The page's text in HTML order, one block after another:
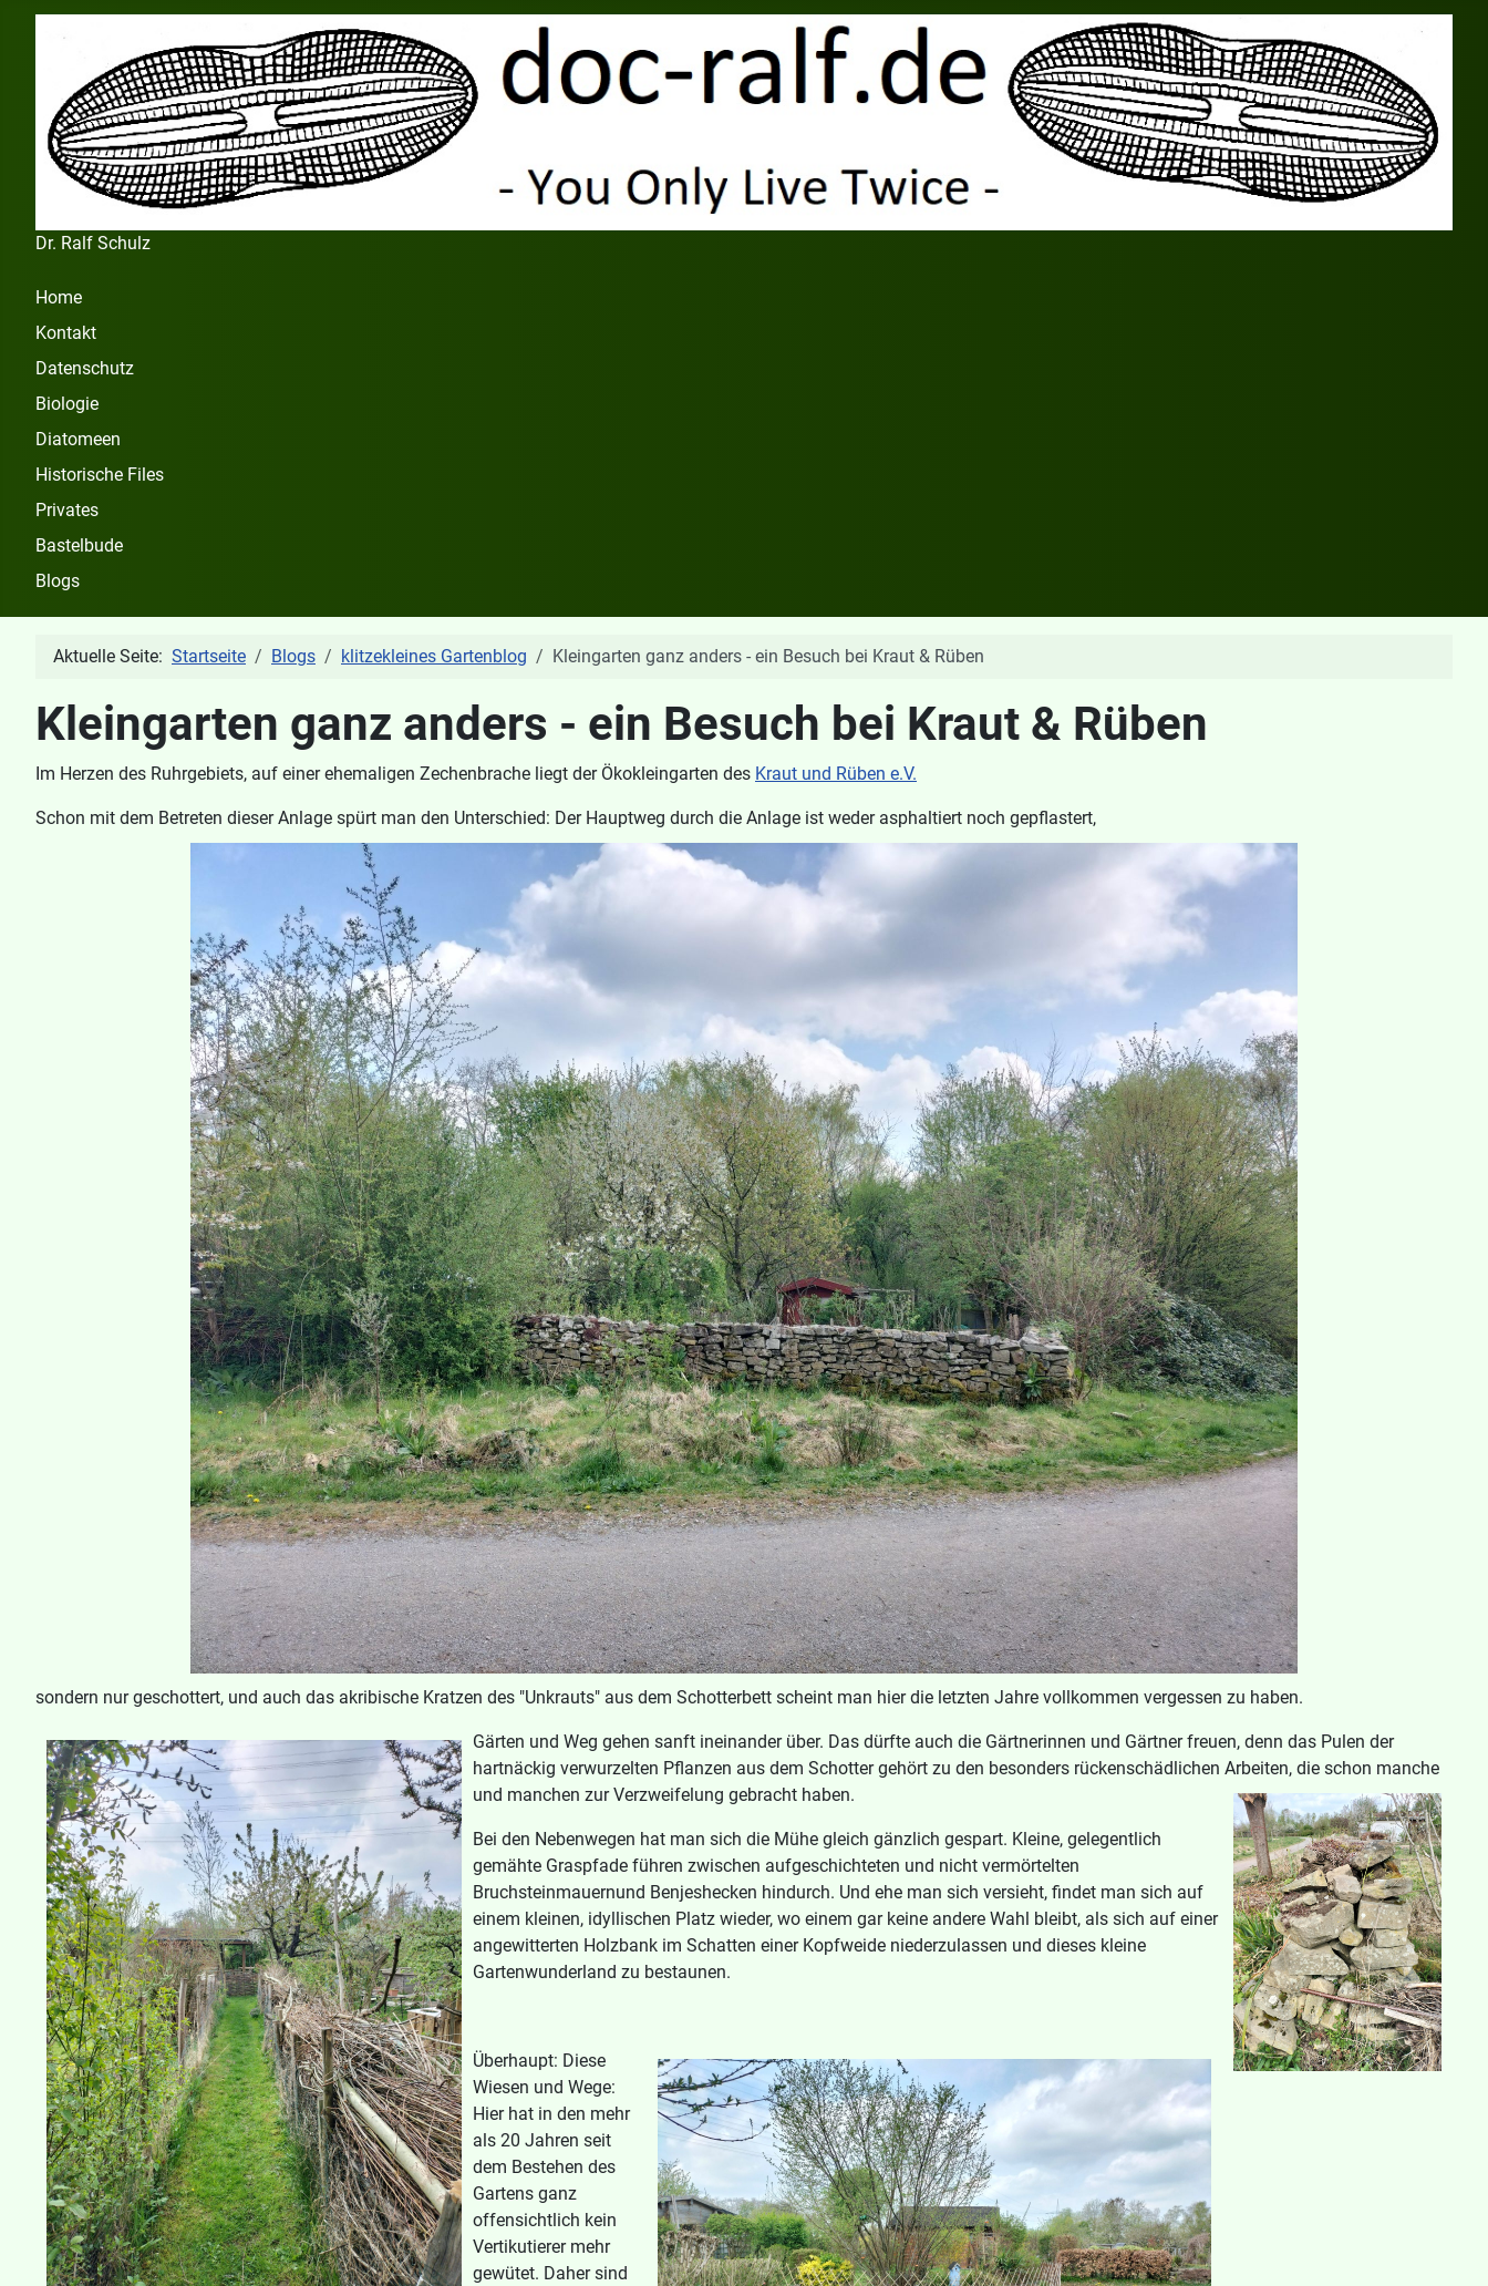
Dr. Ralf Schulz
Home
Kontakt
Datenschutz
Biologie
Diatomeen
Historische Files
Privates
Bastelbude
Blogs
Aktuelle Seite: Startseite Blogs klitzekleines Gartenblog Kleingarten ganz anders - ein Besuch bei Kraut & Rüben
Kleingarten ganz anders - ein Besuch bei Kraut & Rüben
Im Herzen des Ruhrgebiets, auf einer ehemaligen Zechenbrache liegt der Ökokleingarten des Kraut und Rüben e.V.
Schon mit dem Betreten dieser Anlage spürt man den Unterschied: Der Hauptweg durch die Anlage ist weder asphaltiert noch gepflastert,
sondern nur geschottert, und auch das akribische Kratzen des "Unkrauts" aus dem Schotterbett scheint man hier die letzten Jahre vollkommen vergessen zu haben.
Gärten und Weg gehen sanft ineinander über. Das dürfte auch die Gärtnerinnen und Gärtner freuen, denn das Pulen der
hartnäckig verwurzelten Pflanzen aus dem Schotter gehört zu den besonders rückenschädlichen Arbeiten, die schon manche
und manchen zur Verzweifelung gebracht haben.
Bei den Nebenwegen hat man sich die Mühe gleich gänzlich gespart. Kleine, gelegentlich
gemähte Graspfade führen zwischen aufgeschichteten und nicht vermörtelten
Bruchsteinmauernund Benjeshecken hindurch. Und ehe man sich versieht, findet man sich auf
einem kleinen, idyllischen Platz wieder, wo einem gar keine andere Wahl bleibt, als sich auf einer
angewitterten Holzbank im Schatten einer Kopfweide niederzulassen und dieses kleine
Gartenwunderland zu bestaunen.
Überhaupt: Diese
Wiesen und Wege:
Hier hat in den mehr
als 20 Jahren seit
dem Bestehen des
Gartens ganz
offensichtlich kein
Vertikutierer mehr
gewütet. Daher sind